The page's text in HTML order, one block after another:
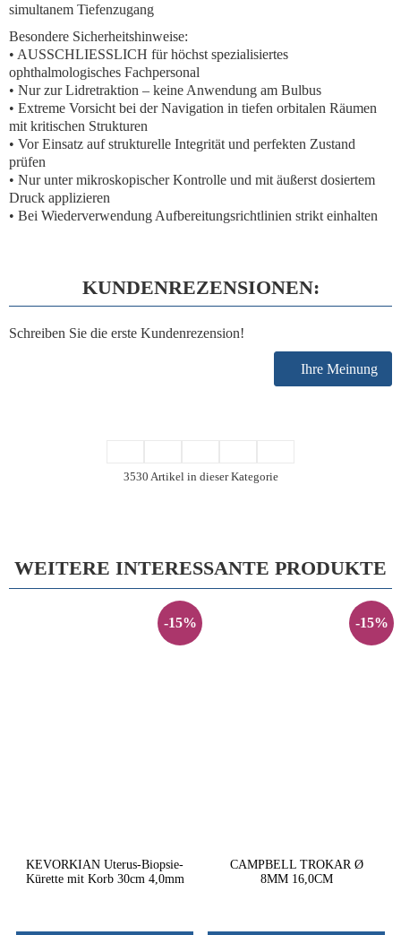
simultanem Tiefenzugang
Besondere Sicherheitshinweise:
• AUSSCHLIESSLICH für höchst spezialisiertes
ophthalmologisches Fachpersonal
• Nur zur Lidretraktion – keine Anwendung am Bulbus
• Extreme Vorsicht bei der Navigation in tiefen orbitalen Räumen
mit kritischen Strukturen
• Vor Einsatz auf strukturelle Integrität und perfekten Zustand
prüfen
• Nur unter mikroskopischer Kontrolle und mit äußerst dosiertem
Druck applizieren
• Bei Wiederverwendung Aufbereitungsrichtlinien strikt einhalten
KUNDENREZENSIONEN:
Schreiben Sie die erste Kundenrezension!
Ihre Meinung
3530 Artikel in dieser Kategorie
WEITERE INTERESSANTE PRODUKTE
-15%
KEVORKIAN Uterus-Biopsie-
Kürette mit Korb 30cm 4,0mm
-15%
CAMPBELL TROKAR Ø
8MM 16,0CM